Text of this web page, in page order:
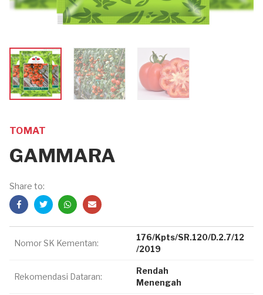
TOMAT
GAMMARA
Share to:
Nomor SK Kementan:
176/Kpts/SR.120/D.2.7/12
/2019
Rekomendasi Dataran:
Rendah
Menengah